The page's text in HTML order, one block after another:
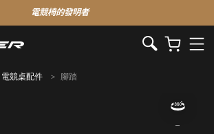
電競椅的發明者
電競桌配件 腳踏